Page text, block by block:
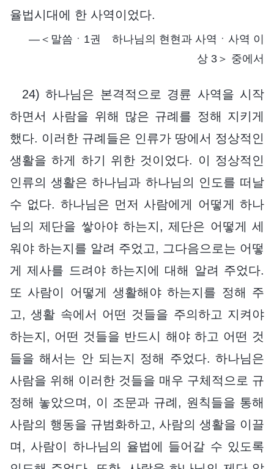
율법시대에 한 사역이었다.
―＜말씀ㆍ1권 하나님의 현현과 사역ㆍ사역 이
상 3＞ 중에서
24) 하나님은 본격적으로 경륜 사역을 시작
하면서 사람을 위해 많은 규례를 정해 지키게
했다. 이러한 규례들은 인류가 땅에서 정상적인
생활을 하게 하기 위한 것이었다. 이 정상적인
인류의 생활은 하나님과 하나님의 인도를 떠날
수 없다. 하나님은 먼저 사람에게 어떻게 하나
님의 제단을 쌓아야 하는지, 제단은 어떻게 세
워야 하는지를 알려 주었고, 그다음으로는 어떻
게 제사를 드려야 하는지에 대해 알려 주었다.
또 사람이 어떻게 생활해야 하는지를 정해 주
고, 생활 속에서 어떤 것들을 주의하고 지켜야
하는지, 어떤 것들을 반드시 해야 하고 어떤 것
들을 해서는 안 되는지 정해 주었다. 하나님은
사람을 위해 이러한 것들을 매우 구체적으로 규
정해 놓았으며, 이 조문과 규례, 원칙들을 통해
사람의 행동을 규범화하고, 사람의 생활을 이끌
며, 사람이 하나님의 율법에 들어갈 수 있도록